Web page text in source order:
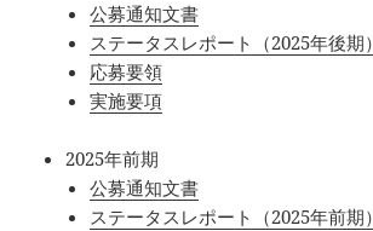
公募通知文書
ステータスレポート（2025年後期）
応募要領
実施要項
2025年前期
公募通知文書
ステータスレポート（2025年前期）